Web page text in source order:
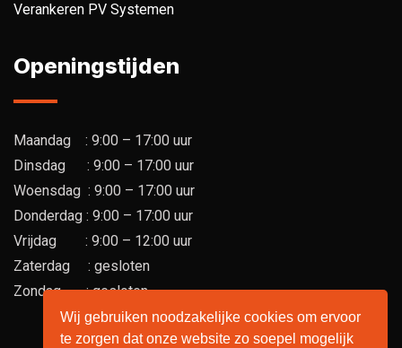
Verankeren PV Systemen
Openingstijden
Maandag : 9:00 – 17:00 uur
Dinsdag : 9:00 – 17:00 uur
Woensdag : 9:00 – 17:00 uur
Donderdag : 9:00 – 17:00 uur
Vrijdag : 9:00 – 12:00 uur
Zaterdag : gesloten
Zondag : gesloten
Wij gebruiken noodzakelijke cookies om ervoor
te zorgen dat onze website zo soepel mogelijk